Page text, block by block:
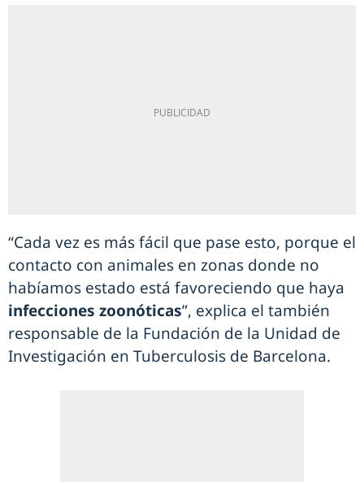
“Cada vez es más fácil que pase esto, porque el
contacto con animales en zonas donde no
habíamos estado está favoreciendo que haya
infecciones zoonóticas”, explica el también
responsable de la Fundación de la Unidad de
Investigación en Tuberculosis de Barcelona.